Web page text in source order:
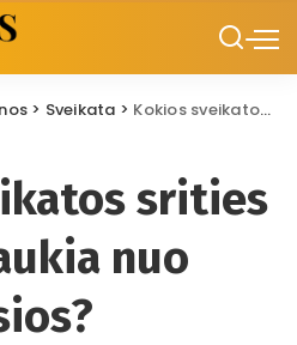
> Sveikata > Kokios sveikatos srities naujovės laukia nuo sausio 1-osios?
srities
nuo